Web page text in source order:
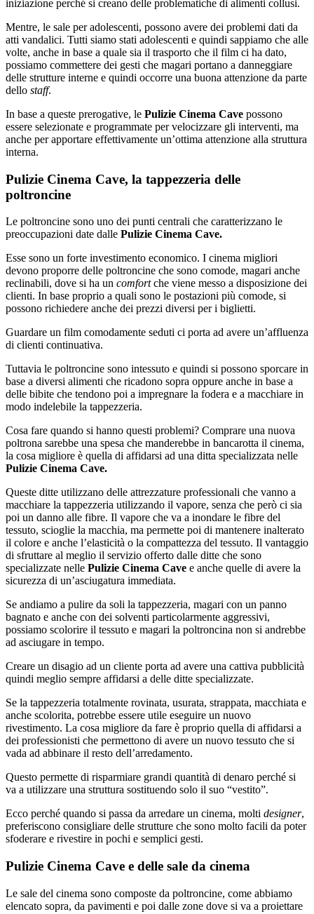
iniziazione perché si creano delle problematiche di alimenti collusi.
Mentre, le sale per adolescenti, possono avere dei problemi dati da
atti vandalici. Tutti siamo stati adolescenti e quindi sappiamo che alle
volte, anche in base a quale sia il trasporto che il film ci ha dato,
possiamo commettere dei gesti che magari portano a danneggiare
delle strutture interne e quindi occorre una buona attenzione da parte
dello staff.
In base a queste prerogative, le Pulizie Cinema Cave possono
essere selezionate e programmate per velocizzare gli interventi, ma
anche per apportare effettivamente un’ottima attenzione alla struttura
interna.
Pulizie Cinema Cave, la tappezzeria delle
poltroncine
Le poltroncine sono uno dei punti centrali che caratterizzano le
preoccupazioni date dalle Pulizie Cinema Cave.
Esse sono un forte investimento economico. I cinema migliori
devono proporre delle poltroncine che sono comode, magari anche
reclinabili, dove si ha un comfortche viene messo a disposizione dei
clienti. In base proprio a quali sono le postazioni più comode, si
possono richiedere anche dei prezzi diversi per i biglietti.
Guardare un film comodamente seduti ci porta ad avere un’affluenza
di clienti continuativa.
Tuttavia le poltroncine sono intessuto e quindi si possono sporcare in
base a diversi alimenti che ricadono sopra oppure anche in base a
delle bibite che tendono poi a impregnare la fodera e a macchiare in
modo indelebile la tappezzeria.
Cosa fare quando si hanno questi problemi? Comprare una nuova
poltrona sarebbe una spesa che manderebbe in bancarotta il cinema,
la cosa migliore è quella di affidarsi ad una ditta specializzata nelle
Pulizie Cinema Cave.
Queste ditte utilizzano delle attrezzature professionali che vanno a
macchiare la tappezzeria utilizzando il vapore, senza che però ci sia
poi un danno alle fibre. Il vapore che va a inondare le fibre del
tessuto, scioglie la macchia, ma permette poi di mantenere inalterato
il colore e anche l’elasticità o la compattezza del tessuto. Il vantaggio
di sfruttare al meglio il servizio offerto dalle ditte che sono
specializzate nelle Pulizie Cinema Cave e anche quelle di avere la
sicurezza di un’asciugatura immediata.
Se andiamo a pulire da soli la tappezzeria, magari con un panno
bagnato e anche con dei solventi particolarmente aggressivi,
possiamo scolorire il tessuto e magari la poltroncina non si andrebbe
ad asciugare in tempo.
Creare un disagio ad un cliente porta ad avere una cattiva pubblicità
quindi meglio sempre affidarsi a delle ditte specializzate.
Se la tappezzeria totalmente rovinata, usurata, strappata, macchiata e
anche scolorita, potrebbe essere utile eseguire un nuovo
rivestimento. La cosa migliore da fare è proprio quella di affidarsi a
dei professionisti che permettono di avere un nuovo tessuto che si
vada ad abbinare il resto dell’arredamento.
Questo permette di risparmiare grandi quantità di denaro perché si
va a utilizzare una struttura sostituendo solo il suo “vestito”.
Ecco perché quando si passa da arredare un cinema, molti designer,
preferiscono consigliare delle strutture che sono molto facili da poter
sfoderare e rivestire in pochi e semplici gesti.
Pulizie Cinema Cave e delle sale da cinema
Le sale del cinema sono composte da poltroncine, come abbiamo
elencato sopra, da pavimenti e poi dalle zone dove si va a proiettare